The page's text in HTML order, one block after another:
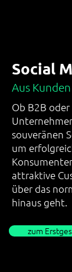
Social
Aus
Ob B2B oder
souveränen
um
attraktive
über das
hinaus geht.
zum